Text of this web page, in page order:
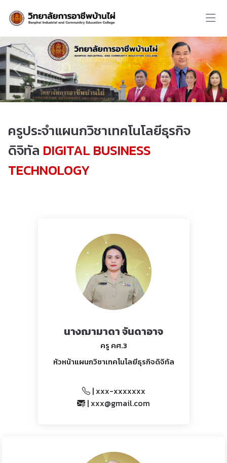
ครูประจำแผนกวิชาเทคโนโลยีธุรกิจ
ดิจิทัล DIGITAL BUSINESS
TECHNOLOGY
นางฌามาดา จันดาอาจ
ครู คศ.3
หัวหน้าแผนกวิชาเทคโนโลยีธุรกิจดิจิทัล
| xxx-xxxxxxx
| xxx@gmail.com